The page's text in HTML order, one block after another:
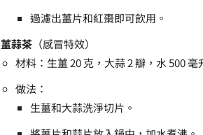
過濾出薑片和紅棗即可飲用。
薑蒜茶 （感冒特效）
材料：生薑 20 克，大蒜 2 瓣，水 500
做法：
生薑和大蒜洗淨切片。